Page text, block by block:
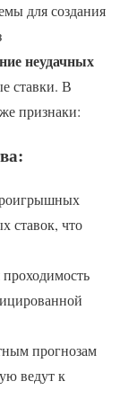
для создания
неудачных
ставки. В
признаки:
ставок, что
проходимость
прогнозам
ведут к